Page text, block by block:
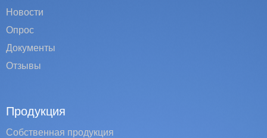
Новости
Опрос
Документы
Отзывы
Продукция
Собственная продукция